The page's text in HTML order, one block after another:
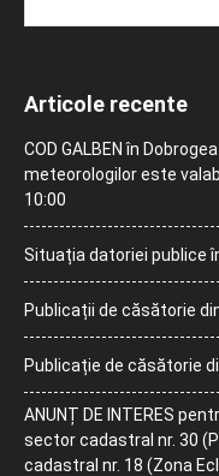
Articole recente
COD GALBEN în
meteorologilor este
10:00
Situația datoriei publice
Publicații de căsătorie
Publicație de căsătorie
ANUNȚ DE INTERES
sector cadastral nr. 30
cadastral nr. 18 (Zona